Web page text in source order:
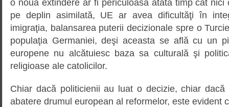
o nouă extindere ar fi periculoasă atâta timp cât nici
pe deplin asimilată, UE ar avea dificultăţi în
imigraţia, balansarea puterii decizionale spre o
populaţia Germaniei, deşi aceasta se află cu un
europene nu alcătuiesc baza sa culturală şi
religioase ale catolicilor.
Chiar dacă politicienii au luat o decizie, chiar
abatere drumul european al reformelor, este evident